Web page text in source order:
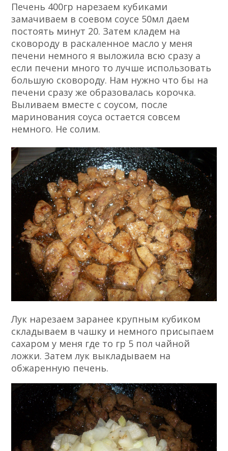
Печень 400гр нарезаем кубиками
замачиваем в соевом соусе 50мл даем
постоять минут 20. Затем кладем на
сковороду в раскаленное масло у меня
печени немного я выложила всю сразу а
если печени много то лучше использовать
большую сковороду. Нам нужно что бы на
печени сразу же образовалась корочка.
Выливаем вместе с соусом, после
маринования соуса остается совсем
немного. Не солим.
Лук нарезаем заранее крупным кубиком
складываем в чашку и немного присыпаем
сахаром у меня где то гр 5 пол чайной
ложки. Затем лук выкладываем на
обжаренную печень.